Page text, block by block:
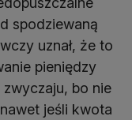
spodziewaną
uznał, że to
pieniędzy
bo nie
jeśli kwota